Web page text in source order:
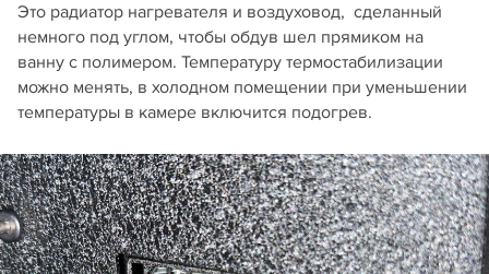
Это радиатор нагревателя и воздуховод, сделанный
немного под углом, чтобы обдув шел прямиком на
ванну с полимером. Температуру термостабилизации
можно менять, в холодном помещении при уменьшении
температуры в камере включится подогрев.